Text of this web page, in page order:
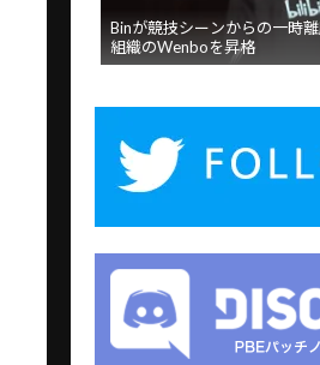
Binが競技シーンからの一時
組織のWenboを昇格